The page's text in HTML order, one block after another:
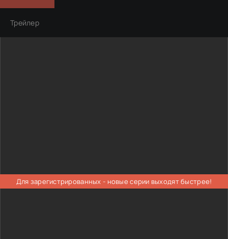
Трейлер
Для зарегистрированных - новые серии выходят быстрее!